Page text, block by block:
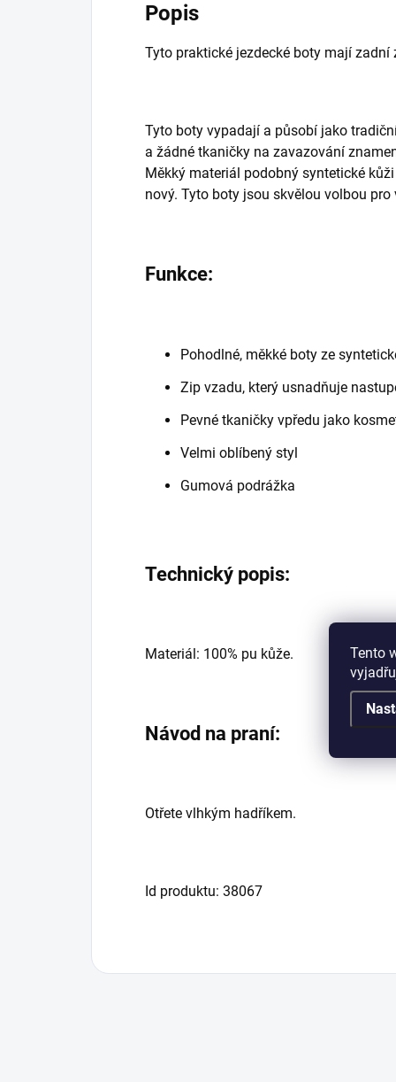
Tento
Popis
Tyto praktické jezdecké boty mají zadní
Tyto boty vypadají a působí jako
a žádné tkaničky na zavazování
Měkký materiál podobný syntetické
nový. Tyto boty jsou skvělou volbou
Funkce:
Pohodlné, měkké boty ze
Zip vzadu, který usnadňuje
Pevné tkaničky vpředu jako
Velmi oblíbený styl
Gumová podrážka
Technický popis:
Materiál: 100% pu kůže.
Návod na praní:
Otřete vlhkým hadříkem.
Id produktu: 38067